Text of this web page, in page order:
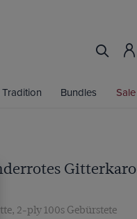
Bundles Sale
Gitterkaro
2-ply 100s Gebürstete